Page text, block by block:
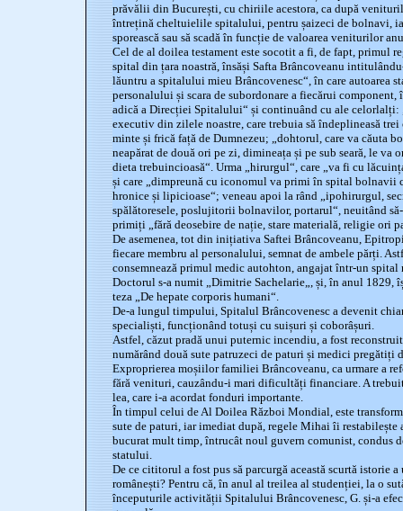
prăvălii din București, cu chiriile acestora, ca după
întrețină cheltuielile spitalului, pentru șaizeci de bolnavi,
sporească sau să scadă în funcție de valoarea veniturilor
Cel de al doilea testament este socotit a fi, de fapt, primul
spital din țara noastră, însăși Safta Brâncoveanu
lăuntru a spitalului mieu Brâncovenesc“, în care autoarea
personalului și scara de subordonare a fiecărui
adică a Direcției Spitalului“ și continuând cu ale
executiv din zilele noastre, care trebuia să îndeplineasă
minte și frică față de Dumnezeu; „dohtorul, care va căuta
neapărat de două ori pe zi, dimineața și pe sub seară, le
dieta trebuincioasă“. Urma „hirurgul“, care „va fi cu
și care „dimpreună cu iconomul va primi în spital bolnavii
hronice și lipicioase“; veneau apoi la rând „ipohirurgul,
spălătoresele, poslujitorii bolnavilor, portarul“, neuitând
primiți „fără deosebire de nație, stare materială, religie ori
De asemenea, tot din inițiativa Saftei Brâncoveanu,
fiecare membru al personalului, semnat de ambele părți.
consemnează primul medic autohton, angajat într-un spital
Doctorul s-a numit „Dimitrie Sachelarie„, și, în anul 1829,
teza „De hepate corporis humani“.
De-a lungul timpului, Spitalul Brâncovenesc a devenit
specialiști, funcționând totuși cu suișuri și coborâșuri.
Astfel, căzut pradă unui puternic incendiu, a fost
numărând două sute patruzeci de paturi și medici pregătiți
Exproprierea moșiilor familiei Brâncoveanu, ca urmare a
fără venituri, cauzându-i mari dificultăți financiare. A
lea, care i-a acordat fonduri importante.
În timpul celui de Al Doilea Război Mondial, este
sute de paturi, iar imediat după, regele Mihai îi restabilește
bucurat mult timp, întrucât noul guvern comunist, condus
statului.
De ce cititorul a fost pus să parcurgă această scurtă istorie
românești? Pentru că, în anul al treilea al studenției, la o
începuturile activității Spitalului Brâncovenesc, G. și-a